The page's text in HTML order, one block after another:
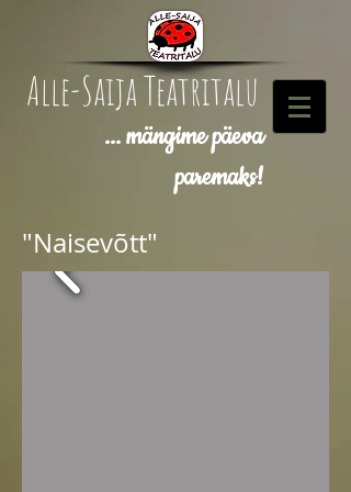
Alle-Saija Teatritalu
... mängime päeva
paremaks!
"Naisevõtt"